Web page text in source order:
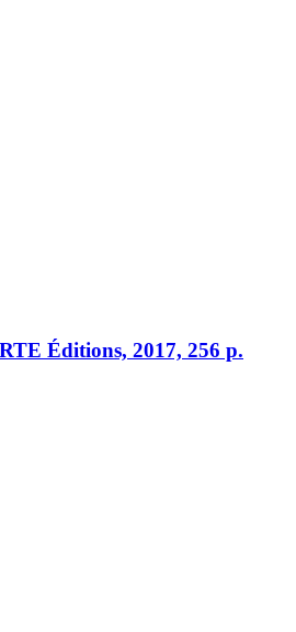
Éditions, 2017, 256 p.